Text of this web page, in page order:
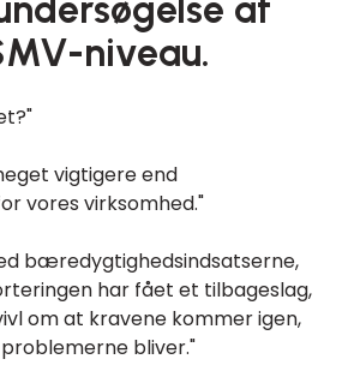
niveau.
vigtigere end
vores virksomhed."
bæredygtighedsindsatserne,
har fået et tilbageslag,
om at kravene kommer igen,
bliver."